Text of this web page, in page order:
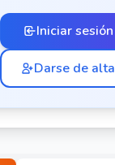
Iniciar sesión
Darse de alta